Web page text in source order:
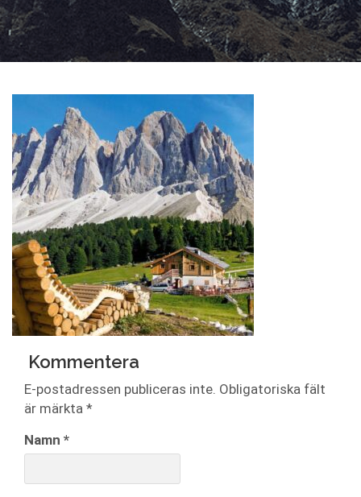
Kommentera
E-postadressen publiceras inte. Obligatoriska fält
är märkta *
Namn *